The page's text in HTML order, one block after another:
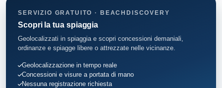
Magomadas
SERVIZIO GRATUITO · BEACHDISCOVERY
Scopri la tua spiaggia
Geolocalizzati in spiaggia e scopri concessioni demaniali,
ordinanze e spiagge libere o attrezzate nelle vicinanze.
Geolocalizzazione in tempo reale
Concessioni e visure a portata di mano
Nessuna registrazione richiesta